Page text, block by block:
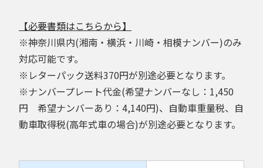
【必要書類はこちらから】
※神奈川県内(湘南・横浜・川崎・相模ナンバー)のみ
対応可能です。
※レターパック送料370円が別途必要となります。
※ナンバープレート代金(希望ナンバーなし：1,450
円 希望ナンバーあり：4,140円)、自動車重量税、自
動車取得税(高年式車の場合)が別途必要となります。